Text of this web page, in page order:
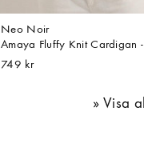
Neo Noir
Amaya Fluffy Knit Cardigan
749 kr
Visa